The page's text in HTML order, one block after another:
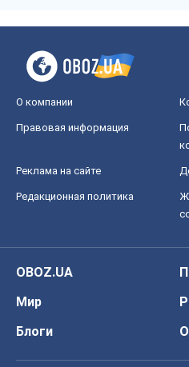
О компании
Правовая информация
Реклама на сайте
Редакционная политика
OBOZ.UA
Мир
Блоги